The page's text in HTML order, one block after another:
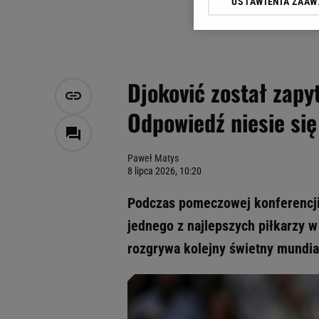
Djoković został
Odpowiedź niesie
Paweł Matys
8 lipca 2026, 10:20
Podczas pomeczowej
jednego z najlepszych piłkarzy
rozgrywa kolejny świetny
Klikając „Akceptuję”
Zaufanych Partnerów i
My, nasi Zaufani
Użycie dokładnych
Przechowywanie
badnie odbiorców i